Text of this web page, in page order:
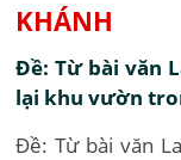
KHÁNH
Đề: Từ bài văn
lại khu vườn
Đề: Từ bài văn